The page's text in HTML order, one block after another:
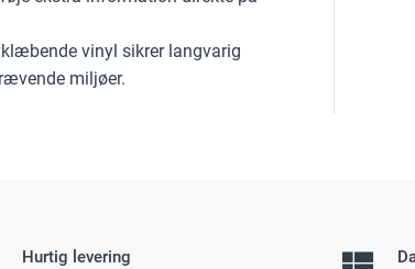
vinyl sikrer langvarig
miljøer.
Hurtig levering